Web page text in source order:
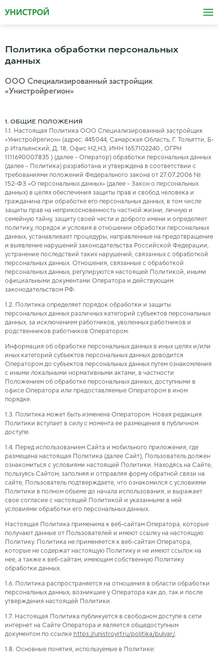
Политика обработки персональных
данных
ООО Специализированный застройщик
«Унистройрегион»
1. ОБЩИЕ ПОЛОЖЕНИЯ
1.1. Настоящая Политика ООО Специализированный застройщик
«Унистройрегион» (адрес: 445044, Самарская Область, Г. Тольятти, Б-
р Итальянский, Д. 18, Офис Н2,Н3, ИНН 1657102240 , ОГРН
1111690007835 ) (далее – Оператор) обработки персональных данных
(далее – Политика) разработана и утверждена в соответствии с
требованиями положений Федерального закона от 27.07.2006 №
152-ФЗ «О персональных данных» (далее – Закон о персональных
данных) в целях обеспечения защиты прав и свобод человека и
гражданина при обработке его персональных данных, в том числе
защиты прав на неприкосновенность частной жизни, личную и
семейную тайну, защиту своей чести и доброго имени и определяет
политику, порядок и условия в отношении обработки персональных
данных, устанавливает процедуры, направленные на предотвращение
и выявление нарушений законодательства Российской Федерации,
устранение последствий таких нарушений, связанных с обработкой
персональных данных. Отношения, связанные с обработкой
персональных данных, регулируются настоящей Политикой, иными
официальными документами Оператора и действующим
законодательством РФ.
1.2. Политика определяет порядок обработки и защиты
персональных данных различных категорий субъектов персональных
данных, за исключением работников, уволенных работников и
родственников работников Оператором.
Информация об обработке персональных данных в иных целях и/или
иных категорий субъектов персональных данных доводится
Оператором до субъектов персональных данных путем ознакомления
с иными локальными нормативными актами, в частности
Положением об обработке персональных данных, доступными в
офисе Оператора или предоставляемые Оператором в ином
порядке.
1.3. Политика может быть изменена Оператором. Новая редакция
Политики вступает в силу с момента ее размещения в публичном
доступе.
1.4. Перед использованием Сайта и мобильного приложения, где
размещена настоящая Политика (далее Сайт), Пользователь должен
ознакомиться с условиями настоящей Политики. Находясь на Сайте,
пользуясь Сайтом, заполняя и отправляя форму обратной связи на
сайте, Пользователь подтверждаете, что ознакомился с условиями
Политики в полном объеме до начала использования, и выражает
свое согласие с настоящей Политикой и указанными в ней
условиями обработки его персональных данных.
Настоящая Политика применима к веб-сайтам Оператора, которые
получают данные от Пользователей и имеют ссылку на настоящую
Политику. Политика не применяется к веб-сайтам Оператора,
которые не содержат настоящую Политику и не имеют ссылок на
нее, а также к веб-сайтам, имеющим собственную Политику
обработки данных.
1.6. Политика распространяется на отношения в области обработки
персональных данных, возникшие у Оператора как до, так и после
утверждения настоящей Политики.
1.7. Настоящая Политика публикуется в свободном доступе в сети
интернет на Сайте Оператора и является общедоступным
документом по ссылке https://unistroyrf.ru/politika/bulvar/.
1.8. Основные понятия, используемые в Политике: